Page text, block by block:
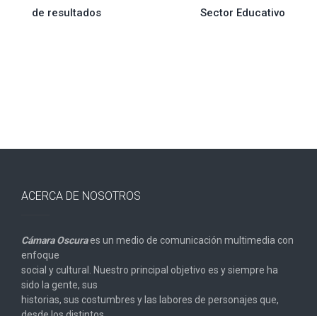
entradas
de resultados
Sector Educativo
ACERCA DE NOSOTROS
Cámara Oscuraes un medio de comunicación multimedia con
enfoque
social y cultural. Nuestro principal objetivo es y siempre ha
sido la gente, sus
historias, sus costumbres y las labores de personajes que,